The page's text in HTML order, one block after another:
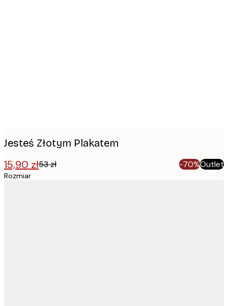
Jesteś Złotym Plakatem
15,90 zł53 zł -70%Outlet
Rozmiar